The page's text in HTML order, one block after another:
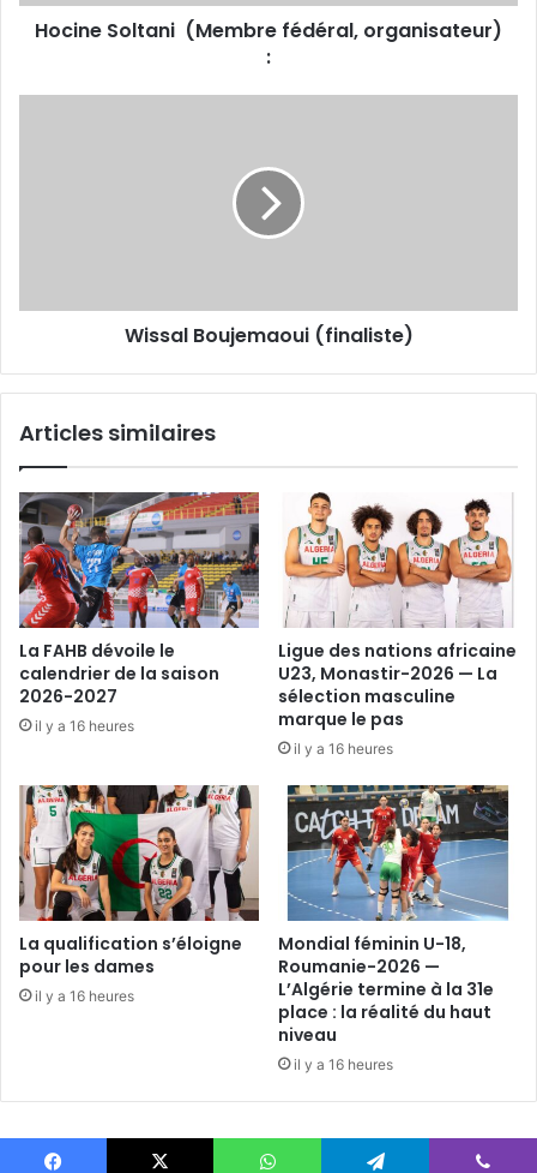
Hocine Soltani (Membre fédéral, organisateur)
:
Wissal Boujemaoui (finaliste)
Articles similaires
La FAHB dévoile le
calendrier de la saison
2026-2027
il y a 16 heures
Ligue des nations africaine
U23, Monastir-2026 — La
sélection masculine
marque le pas
il y a 16 heures
La qualification s’éloigne
pour les dames
il y a 16 heures
Mondial féminin U-18,
Roumanie-2026 —
L’Algérie termine à la 31e
place : la réalité du haut
niveau
il y a 16 heures